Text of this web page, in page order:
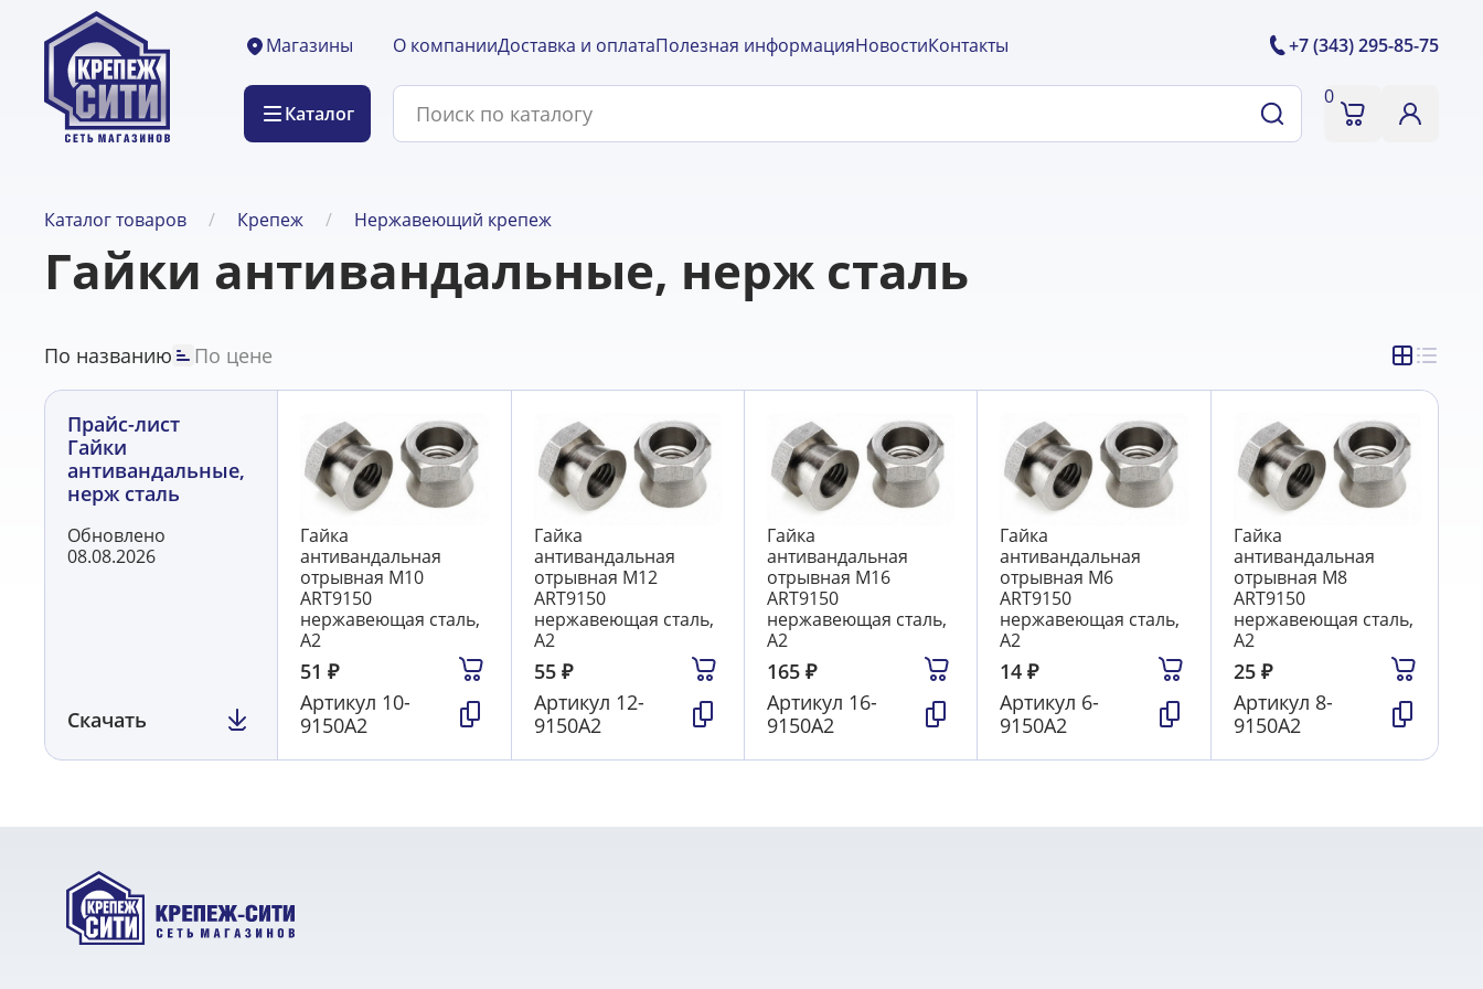
Магазины
Каталог
О компанииДоставка и оплатаПолезная информацияНовостиКонтакты +7 (343) 295-85-75
0
Каталог товаров Крепеж Нержавеющий крепеж
Гайки антивандальные, нерж сталь
По названию По цене
Прайс-лист
Гайки
антивандальные,
нерж сталь
Обновлено
08.08.2026
Скачать
Гайка
антивандальная
отрывная М10
ART9150
нержавеющая сталь,
А2
51₽
Артикул 10-
9150А2
Гайка
антивандальная
отрывная М12
ART9150
нержавеющая сталь,
А2
55 ₽
Артикул 12-
9150А2
Гайка
антивандальная
отрывная М16
ART9150
нержавеющая сталь,
А2
165 ₽
Артикул 16-
9150А2
Гайка
антивандальная
отрывная М6
ART9150
нержавеющая сталь,
А2
14₽
Артикул 6-
9150А2
Гайка
антивандальная
отрывная М8
ART9150
нержавеющая сталь,
А2
25 ₽
Артикул 8-
9150А2